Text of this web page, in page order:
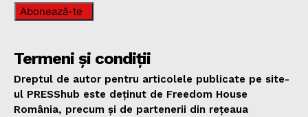
Abonează-te
Termeni și condiții
Dreptul de autor pentru articolele publicate pe site-
ul PRESShub este deținut de Freedom House
România, precum și de partenerii din rețeaua